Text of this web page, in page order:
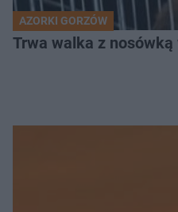
AZORKI GORZÓW
Trwa walka z